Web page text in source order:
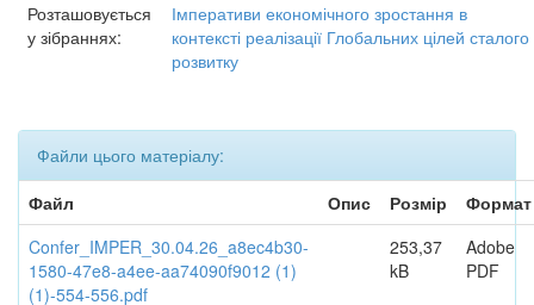
Розташовується
у зібраннях:
Імперативи економічного зростання в
контексті реалізації Глобальних цілей сталого
розвитку
Файли цього матеріалу:
Файл
Опис Розмір
Формат
Confer_IMPER_30.04.26_a8ec4b30-
1580-47e8-a4ee-aa74090f9012 (1)
(1)-554-556.pdf
253,37
kB
Adobe
PDF